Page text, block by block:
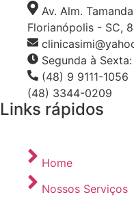
Av. Alm.
Florianópolis - SC,
Segunda à
(48) 9 9111-1056
(48) 3344-0209
Links rápidos
Home
Nossos Serviços